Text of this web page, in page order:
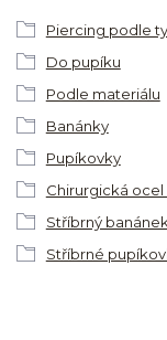
Piercing podle
Do pupíku
Podle materiálu
Banánky
Pupíkovky
Chirurgická ocel
Stříbrný banánek
Stříbrné